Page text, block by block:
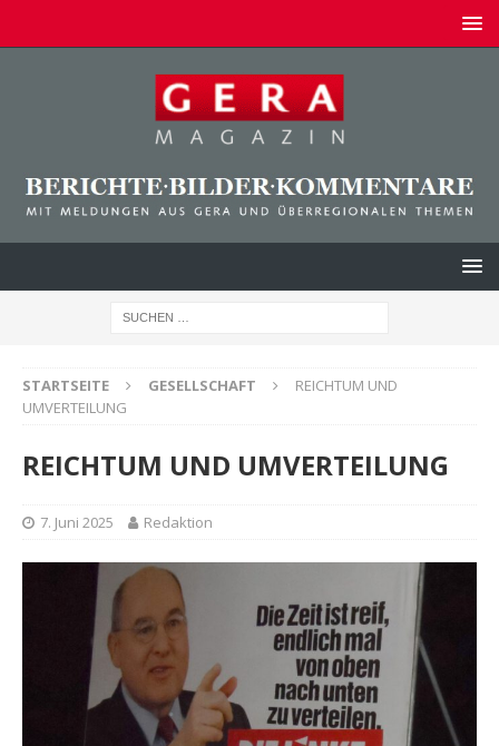
STARTSEITE GESELLSCHAFT
REICHTUM UND
UMVERTEILUNG
REICHTUM UND UMVERTEILUNG
7. Juni 2025 Redaktion